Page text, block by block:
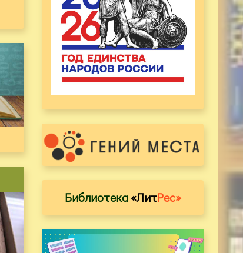
Библиотека«ЛитРес»